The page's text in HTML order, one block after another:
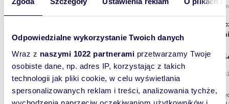
Odpowiedzialne wykorzystanie Twoich danych
Wraz z naszymi 1022 partnerami przetwarzamy Twoje
osobiste dane, np. adres IP, korzystając z takich
technologii jak pliki cookie, w celu wyświetlania
spersonalizowanych reklam i treści, analizowania tychże,
355 m
29
lokal
z